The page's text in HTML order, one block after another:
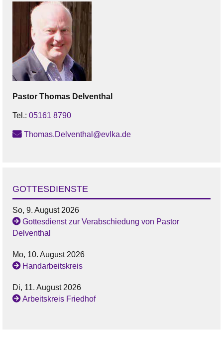
Pastor Thomas Delventhal
Tel.: 05161 8790
Thomas.Delventhal@evlka.de
GOTTESDIENSTE
So, 9. August 2026
Gottesdienst zur Verabschiedung von Pastor
Delventhal
Mo, 10. August 2026
Handarbeitskreis
Di, 11. August 2026
Arbeitskreis Friedhof